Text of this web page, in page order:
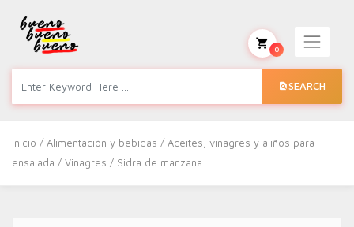
SEARCH
0
Inicio /Alimentación y bebidas /Aceites, vinagres y aliños para
ensalada /Vinagres / Sidra de manzana